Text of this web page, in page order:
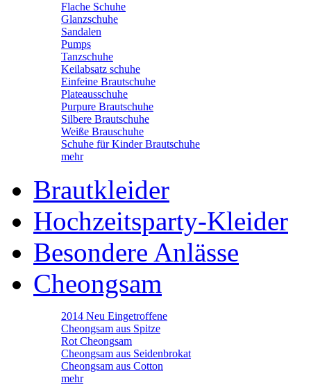
Flache Schuhe
Glanzschuhe
Sandalen
Pumps
Tanzschuhe
Keilabsatz schuhe
Einfeine Brautschuhe
Plateausschuhe
Purpure Brautschuhe
Silbere Brautschuhe
Weiße Brauschuhe
Schuhe für Kinder Brautschuhe
mehr
Brautkleider
Hochzeitsparty-Kleider
Besondere Anlässe
Cheongsam
2014 Neu Eingetroffene
Cheongsam aus Spitze
Rot Cheongsam
Cheongsam aus Seidenbrokat
Cheongsam aus Cotton
mehr